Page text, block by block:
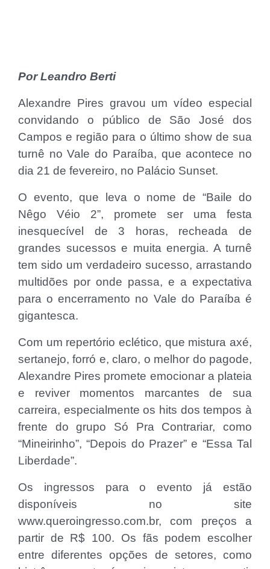
Por Leandro Berti
Alexandre Pires gravou um vídeo especial
convidando o público de São José dos
Campos e região para o último show de sua
turnê no Vale do Paraíba, que acontece no
dia 21 de fevereiro, no Palácio Sunset.
O evento, que leva o nome de “Baile do
Nêgo Véio 2”, promete ser uma festa
inesquecível de 3 horas, recheada de
grandes sucessos e muita energia. A turnê
tem sido um verdadeiro sucesso, arrastando
multidões por onde passa, e a expectativa
para o encerramento no Vale do Paraíba é
gigantesca.
Com um repertório eclético, que mistura axé,
sertanejo, forró e, claro, o melhor do pagode,
Alexandre Pires promete emocionar a plateia
e reviver momentos marcantes de sua
carreira, especialmente os hits dos tempos à
frente do grupo Só Pra Contrariar, como
“Mineirinho”, “Depois do Prazer” e “Essa Tal
Liberdade”.
Os ingressos para o evento já estão
disponíveis no site
www.queroingresso.com.br, com preços a
partir de R$ 100. Os fãs podem escolher
entre diferentes opções de setores, como